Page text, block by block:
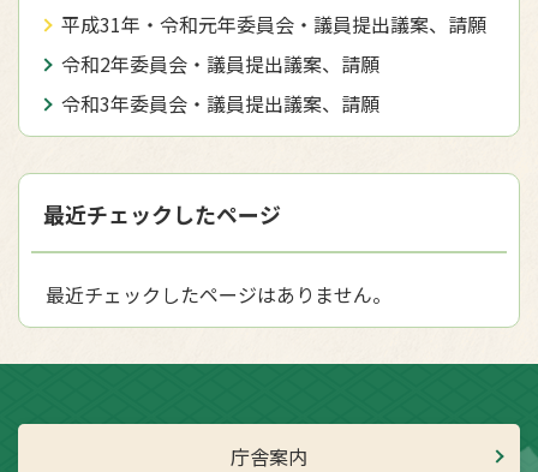
平成31年・令和元年委員会・議員提出議案、請願
令和2年委員会・議員提出議案、請願
令和3年委員会・議員提出議案、請願
最近チェックしたページ
最近チェックしたページはありません。
庁舎案内